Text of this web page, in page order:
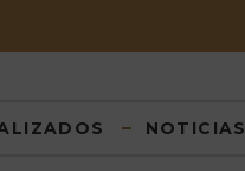
NOTICIAS